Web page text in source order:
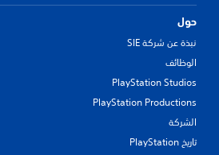
حول
نبذة عن شركة SIE
الوظائف
PlayStation Studios
PlayStation Productions
الشركة
تاريخ PlayStation